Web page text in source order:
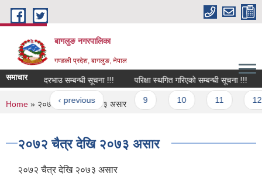
Skip to main content
बागलुङ नगरपालिका
गण्डकी प्रदेश, बागलुङ, नेपाल
समाचार
औषधीको दरभाउ सम्बन्धी सूचना !!! परिक्षा स्थगित गरिएको सम्बन्धी सूचना !!!
first ‹ previous …
You are here
Home » २०७२ चैत्र देखि २०७३ असार
२०७२ चैत्र देखि २०७३ असार
२०७२ चैत्र देखि २०७३ असार